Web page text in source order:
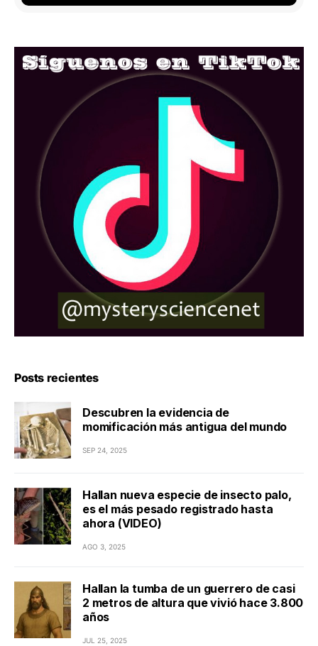
Posts recientes
Descubren la evidencia de
momificación más antigua del mundo
SEP 24, 2025
Hallan nueva especie de insecto palo,
es el más pesado registrado hasta
ahora (VIDEO)
AGO 3, 2025
Hallan la tumba de un guerrero de casi
2 metros de altura que vivió hace 3.800
años
JUL 25, 2025